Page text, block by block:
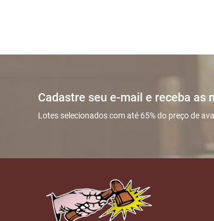
Cadastre seu e-mail e receba as
Lotes selecionados com até 65% do preço de